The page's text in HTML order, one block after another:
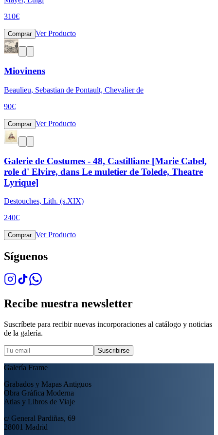
310€
Comprar Ver Producto
Miovinens
Beaulieu, Sebastian de Pontault, Chevalier de
90€
Comprar Ver Producto
Galerie de Costumes - 48, Castilliane [Marie Cabel,
role d' Elvire, dans Le muletier de Tolede, Theatre
Lyrique]
Destouches, Lith. (s.XIX)
240€
Comprar Ver Producto
Síguenos
Recibe nuestra newsletter
Suscríbete para recibir nuevas incorporaciones al catálogo y noticias
de la galería.
Suscribirse
Galería Frame
Grabados y Mapas Antiguos
Obra Gráfica Moderna
Atlas y Libros de Viaje
c/ General Pardiñas, 69
28001 Madrid